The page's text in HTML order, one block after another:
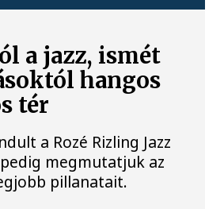
a jazz, ismét
hangos
tér
a Rozé Rizling Jazz
megmutatjuk az
pillanatait.